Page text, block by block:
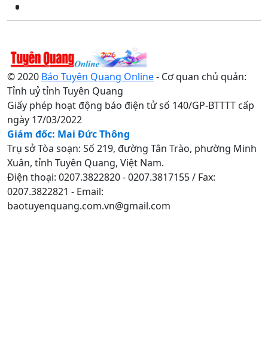
© 2020 Báo Tuyên Quang Online- Cơ quan chủ quản:
Tỉnh uỷ tỉnh Tuyên Quang
Giấy phép hoạt động báo điện tử số 140/GP-BTTTT cấp
ngày 17/03/2022
Giám đốc: Mai Đức Thông
Trụ sở Tòa soạn: Số 219, đường Tân Trào, phường Minh
Xuân, tỉnh Tuyên Quang, Việt Nam.
Điện thoại: 0207.3822820 - 0207.3817155 / Fax:
0207.3822821 - Email:
baotuyenquang.com.vn@gmail.com